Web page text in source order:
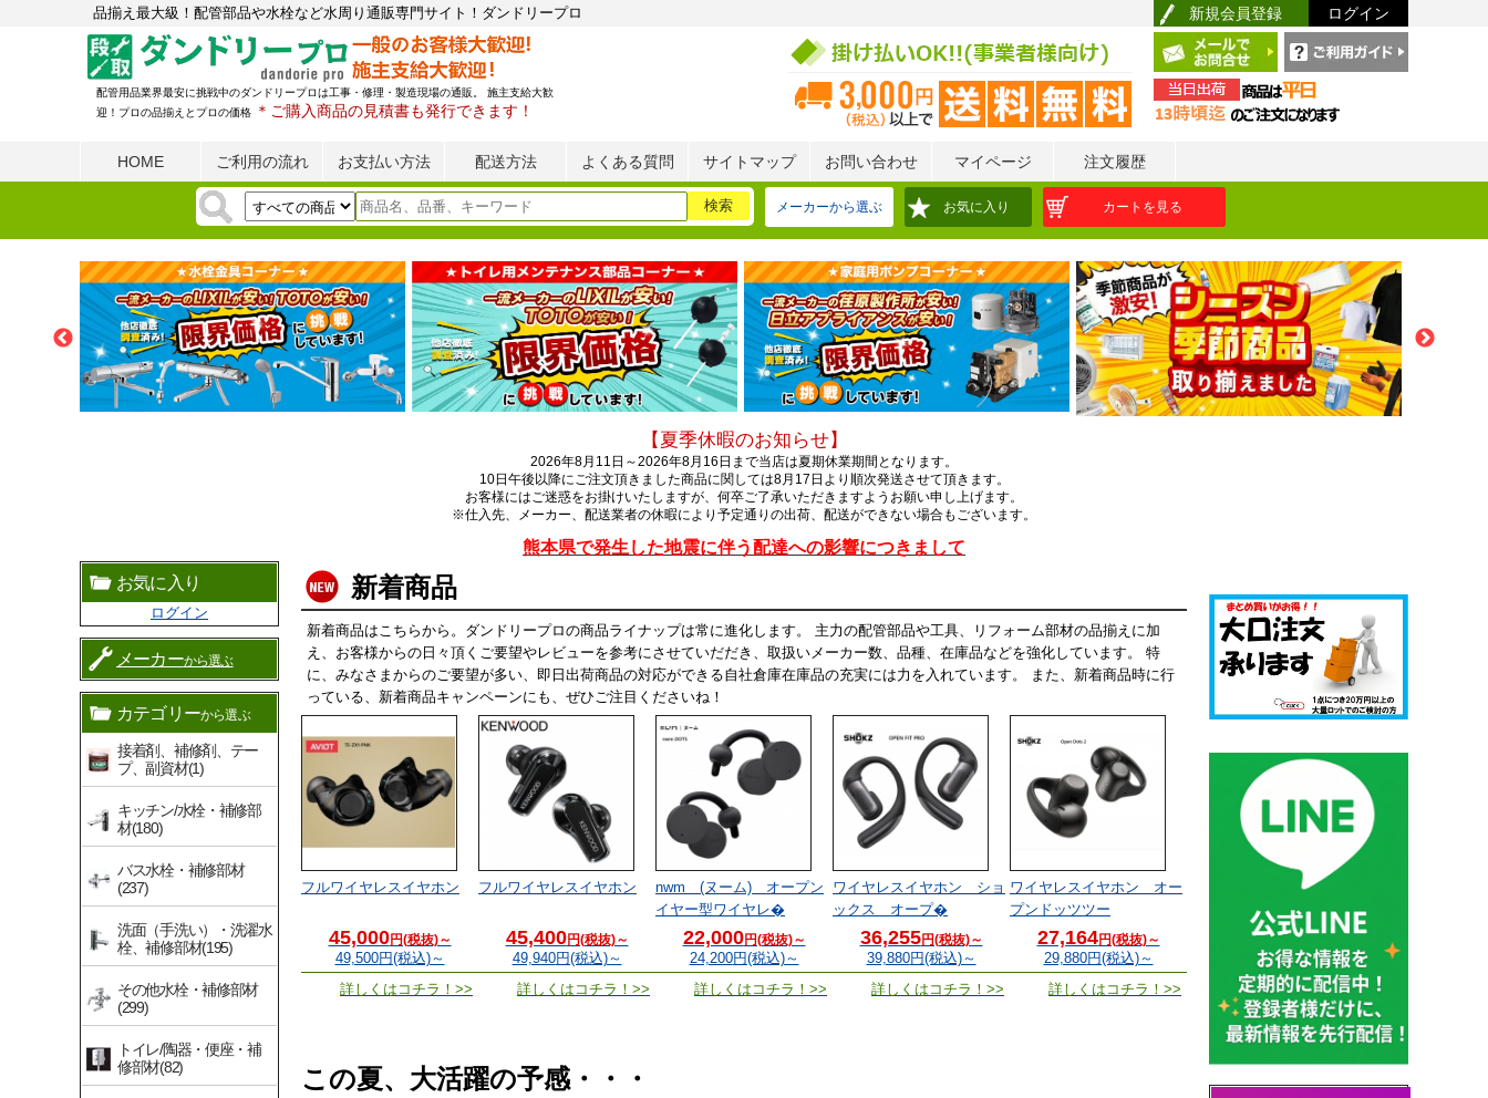
品揃え最大級！配管部品や水栓など水周り通販専門サイト！ダンドリープロ 新規会員登録 ログイン
配管用品業界最安に挑戦中のダンドリープロは工事・修理・製造現場の通販。 施主支給大歓
迎！プロの品揃えとプロの価格
＊ご購入商品の見積書も発行できます！
HOME ご利用の流れ お支払い方法 配送方法 よくある質問 サイトマップ お問い合わせ マイページ 注文履歴
メーカーから選ぶ お気に入り カートを見る
【夏季休暇のお知らせ】
2026年8月11日～2026年8月16日まで当店は夏期休業期間となります。
10日午後以降にご注文頂きました商品に関しては8月17日より順次発送させて頂きます。
お客様にはご迷惑をお掛けいたしますが、何卒ご了承いただきますようお願い申し上げます。
※仕入先、メーカー、配送業者の休暇により予定通りの出荷、配送ができない場合もございます。
熊本県で発生した地震に伴う配達への影響につきまして
お気に入り
ログイン
メーカーから選ぶ
カテゴリーから選ぶ
接着剤、補修剤、テー
プ、副資材(1)
キッチン/水栓・補修部
材(180)
バス水栓・補修部材
(237)
洗面（手洗い）・洗濯水
栓、補修部材(195)
その他水栓・補修部材
(299)
トイレ/陶器・便座・補
修部材(82)
新着商品
新着商品はこちらから。ダンドリープロの商品ライナップは常に進化します。 主力の配管部品や工具、リフォーム部材の品揃えに加
え、お客様からの日々頂くご要望やレビューを参考にさせていだだき、取扱いメーカー数、品種、在庫品などを強化しています。 特
に、みなさまからのご要望が多い、即日出荷商品の対応ができる自社倉庫在庫品の充実には力を入れています。 また、新着商品時に行
っている、新着商品キャンペーンにも、ぜひご注目くださいね！
フルワイヤレスイヤホン
45,000円(税抜)～
49,500円(税込)～
詳しくはコチラ！>>
フルワイヤレスイヤホン
45,400円(税抜)～
49,940円(税込)～
詳しくはコチラ！>>
nwm (ヌーム) オープン
イヤー型ワイヤレ�
22,000円(税抜)～
24,200円(税込)～
詳しくはコチラ！>>
ワイヤレスイヤホン ショ
ックス オープ�
36,255円(税抜)～
39,880円(税込)～
詳しくはコチラ！>>
ワイヤレスイヤホン オー
プンドッツツー
27,164円(税抜)～
29,880円(税込)～
詳しくはコチラ！>>
この夏、大活躍の予感・・・